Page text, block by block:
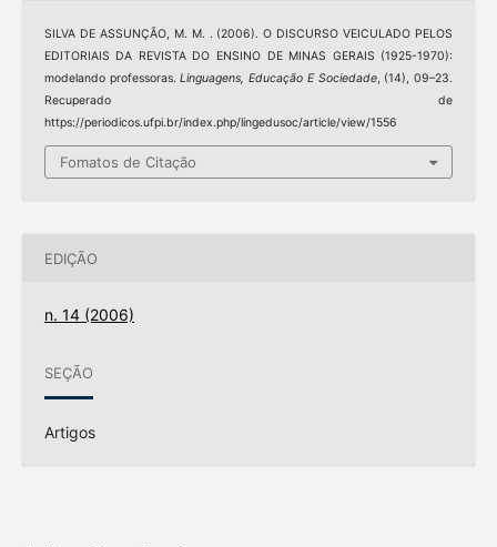
SILVA DE ASSUNÇÃO, M. M. . (2006). O DISCURSO VEICULADO PELOS
EDITORIAIS DA REVISTA DO ENSINO DE MINAS GERAIS (1925-1970):
modelando professoras.Linguagens, Educação E Sociedade, (14), 09–23.
Recuperado de
https://periodicos.ufpi.br/index.php/lingedusoc/article/view/1556
Fomatos de Citação
EDIÇÃO
n. 14 (2006)
SEÇÃO
Artigos